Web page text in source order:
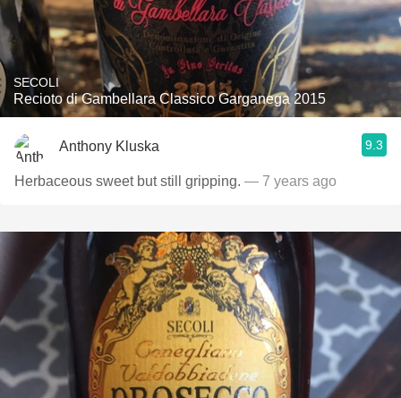
SECOLI
Recioto di Gambellara Classico Garganega 2015
Anthony Kluska 9.3
Herbaceous sweet but still gripping. — 7 years ago